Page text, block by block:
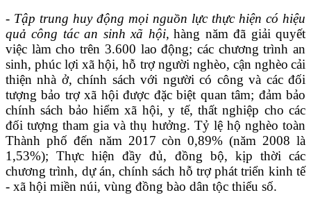
- Tập trung huy động mọi nguồn lực thực hiện có hiệu
quả công tác an sinh xã hội, hàng năm đã giải quyết
việc làm chotrên 3.600 lao động; các chương trình an
sinh, phúc lợi xã hội, hỗ trợ người nghèo, cận nghèo cải
thiện nhà ở, chính sách với người có công và các đối
tượng bảo trợ xã hội được đặc biệt quan tâm; đảm bảo
chính sách bảo hiểm xã hội, y tế, thất nghiệp cho các
đối tượng tham gia và thụ hưởng. Tỷ lệ hộ nghèo toàn
Thành phố đến năm 2017 còn 0,89% (năm 2008 là
1,53%);Thực hiện đầy đủ, đồng bộ, kịp thời các
chương trình, dự án, chính sách hỗ trợ phát triển kinh tế
- xã hội miền núi, vùng đồng bào dân tộc thiểu số.